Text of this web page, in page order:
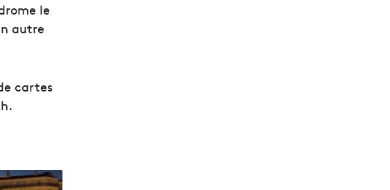
le
autre
cartes